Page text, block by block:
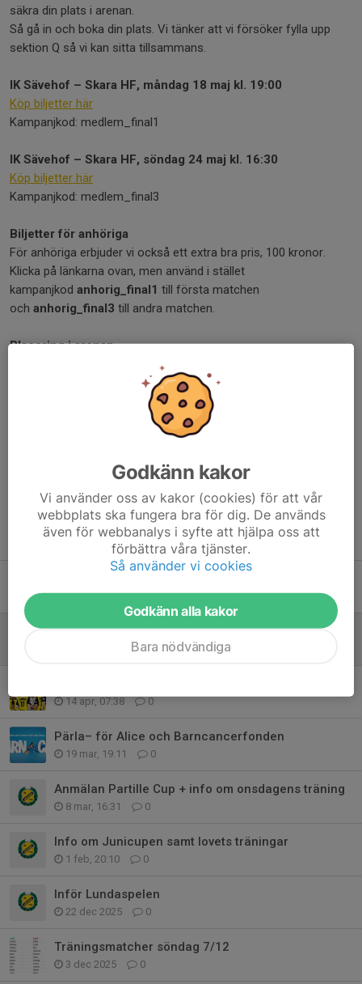
säkra din plats i arenan.
Så gå in och boka din plats. Vi tänker att vi försöker fylla upp
sektion Q så vi kan sitta tillsammans.
IK Sävehof – Skara HF, måndag 18 maj kl. 19:00
Köp biljetter här
Kampanjkod: medlem_final1
IK Sävehof – Skara HF, söndag 24 maj kl. 16:30
Köp biljetter här
Kampanjkod: medlem_final3
Biljetter för anhöriga
För anhöriga erbjuder vi också ett extra bra pris, 100 kronor.
Klicka på länkarna ovan, men använd i stället
kampanjkod anhorig_final1 till första matchen
och anhorig_final3 till andra matchen.
Placering i arenan
fri sittning för medlemmar eller
anhöriga. Vid köp väljer ni specifik stol i arenan. Till en början är
sektion P och Q öppna. Även K är valbar, dit vi hänvisar de som
vill bidra med lite extra stämning
Tidigare nyheter
19 maj, 08:58 0
0
14 apr, 07:38 0
Pärla– för Alice och Barncancerfonden
19 mar, 19:11 0
Anmälan Partille Cup + info om onsdagens träning
8 mar, 16:31 0
Info om Junicupen samt lovets träningar
1 feb, 20:10 0
Inför Lundaspelen
22 dec 2025 0
Träningsmatcher söndag 7/12
3 dec 2025 0
Godkänn kakor
Vi använder oss av kakor (cookies) för att vår
webbplats ska fungera bra för dig. De används
även för webbanalys i syfte att hjälpa oss att
förbättra våra tjänster.
Så använder vi cookies
Godkänn alla kakor
Bara nödvändiga